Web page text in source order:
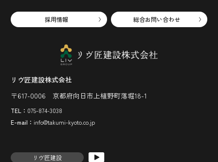
採用情報 総合お問い合わせ
リヴ匠建設株式会社
〒617-0006 京都府向日市上植野町落堀18-1
TEL： 075-874-3038
E-mail： info@takumi-kyoto.co.jp
リヴ匠建設